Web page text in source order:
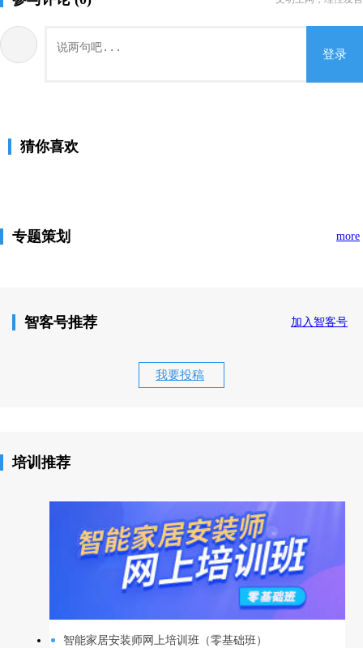
登录
猜你喜欢
专题策划 more
智客号推荐 加入智客号
我要投稿
培训推荐
智能家居安装师网上培训班（零基础班）